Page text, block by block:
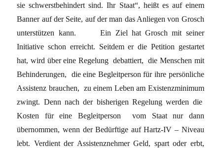
sie schwerstbehindert sind. Ihr Staat“, heißt es auf einem
Banner auf der Seite, auf der man das Anliegen von Grosch
unterstützen kann. Ein Ziel hat Grosch mit seiner
Initiative schon erreicht. Seitdem er die Petition gestartet
hat, wird über eine Regelung debattiert, die Menschen mit
Behinderungen, die eine Begleitperson für ihre persönliche
Assistenz brauchen, zu einem Leben am Existenzminimum
zwingt. Denn nach der bisherigen Regelung werden die
Kosten für eine Begleitperson vom Staat nur dann
übernommen, wenn der Bedürftige auf Hartz-IV – Niveau
lebt. Verdient der Assistenznehmer Geld, spart oder erbt,